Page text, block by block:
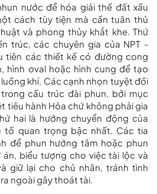
nước để hóa giải thế đất xấu
cách tùy tiện mà cần tuân thủ
và phong thủy khắt khe. Thứ
trúc, các chuyên gia của NPT -
tiên các thiết kế có đường cong
hình oval hoặc hình cung để tạo
khí. Các cạnh nhọn tuyệt đối
cấu trúc đài phun, bởi mục
tiêu hành Hỏa chứ không phải gia
hai là hướng chuyển động của
tố quan trọng bậc nhất. Các tia
để phun hướng tâm hoặc phun
biểu tượng cho việc tài lộc và
giữ lại cho chủ nhân, tránh tình
ngoài gây thoát tài.